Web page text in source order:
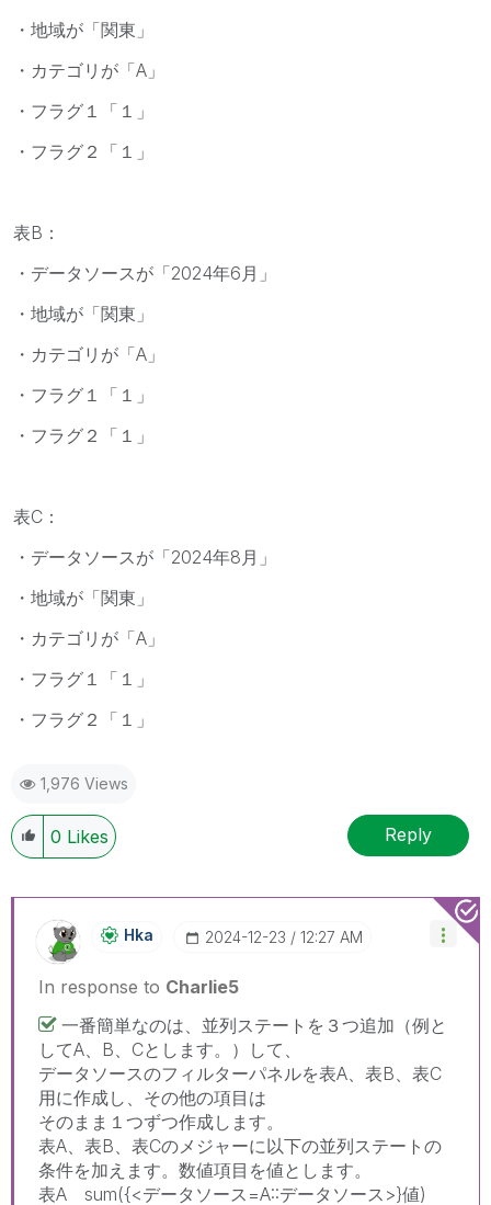
・地域が「関東」
・カテゴリが「A」
・フラグ１「１」
・フラグ２「１」
表B：
・データソースが「2024年6月」
・地域が「関東」
・カテゴリが「A」
・フラグ１「１」
・フラグ２「１」
表C：
・データソースが「2024年8月」
・地域が「関東」
・カテゴリが「A」
・フラグ１「１」
・フラグ２「１」
1,976 Views
0 Likes Reply
Hka ‎2024-12-23 12:27 AM
In response to Charlie5
一番簡単なのは、並列ステートを３つ追加（例と
してA、B、Cとします。）して、
データソースのフィルターパネルを表A、表B、表C
用に作成し、その他の項目は
そのまま１つずつ作成します。
表A、表B、表Cのメジャーに以下の並列ステートの
条件を加えます。数値項目を値とします。
表A sum({<データソース=A::データソース>}値)